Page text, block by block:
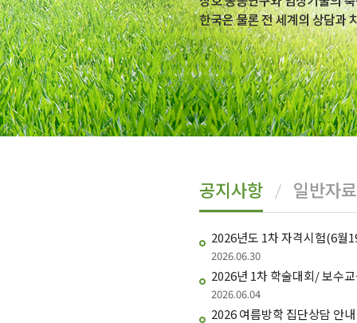
공지사항 일반자
2026년도 1차 자격시험(6월
2026.06.30
2026년 1차 학술대회/ 보수
2026.06.04
2026 여름방학 집단상담 안내